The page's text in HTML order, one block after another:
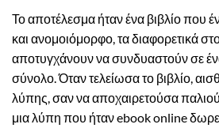
Το αποτέλεσμα ήταν ένα βιβλίο που
και ανομοιόμορφο, τα διαφορετικά
αποτυγχάνουν να συνδυαστούν σε
σύνολο. Όταν τελείωσα το βιβλίο,
λύπης, σαν να αποχαιρετούσα
μια λύπη που ήταν ebook online